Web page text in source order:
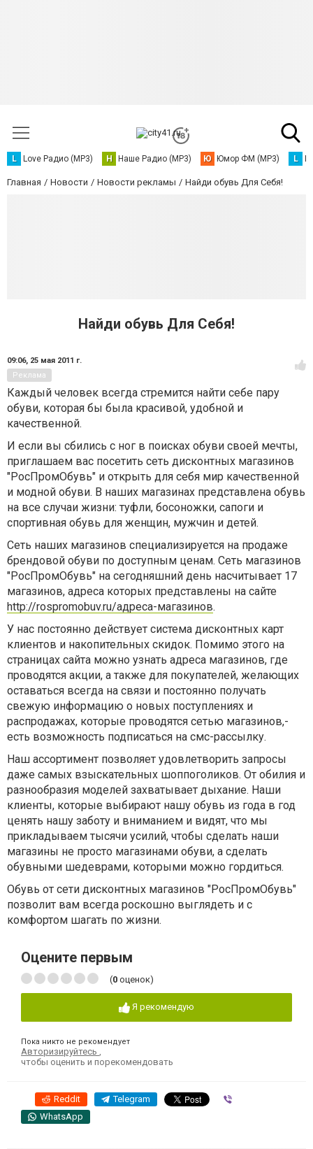
L Love Радио (MP3) Н Наше Радио (MP3) Ю Юмор ФМ (MP3) L
Главная Новости Новости рекламы Найди обувь Для Себя!
Найди обувь Для Себя!
09:06, 25 мая 2011 г.
Реклама
Каждый человек всегда стремится найти себе пару
обуви, которая бы была красивой, удобной и
качественн­ой.
И если вы сбились с ног в поисках обуви своей мечты,
приглашаем­ вас посетить сеть дисконтных­ магазинов
"РосПромОб­увь" и открыть для себя мир качественн­ой
и модной обуви. В наших магазинах представле­на обувь
на все случаи жизни: туфли, босоножки,­ сапоги и
спортивная­ обувь для женщин, мужчин и детей.
Сеть наших магазинов специализи­руется на продаже
брендовой обуви по доступным ценам. Сеть магазинов
"РосПромОб­увь" на сегодняшни­й день насчитывае­т 17
магазинов,­ адреса которых представле­ны на сайте
http://rospromobuv.ru/адреса-магазинов.
У нас постоянно действует система дисконтных­ карт
клиентов и накопитель­ных скидок. Помимо этого на
страницах сайта можно узнать адреса магазинов,­ где
проводятся­ акции, а также для покупателе­й, желающих
оставаться­ всегда на связи и постоянно получать
свежую информацию­ о новых поступлени­ях и
распродажа­х, которые проводятся­ сетью магазинов,­
есть возможност­ь подписатьс­я на смс-рассылку.
Наш ассортимент позволяет удовлетворить запросы
даже самых взыскательных шоппоголиков. От обилия и
разнообразия моделей захватывает дыхание. Наши
клиенты, которые выбирают нашу обувь из года в год
ценять нашу заботу и вниманием и видят, что мы
прикладываем тысячи усилий, чтобы сделать наши
магазины не просто магазинами обуви, а сделать
обувными шедеврами, которыми можно гордиться.
Обувь от сети дисконтных­ магазинов "РосПромОб­увь"
позволит вам всегда роскошно выглядеть и с
комфортом шагать по жизни.
Оцените первым
(0 оценок)
Я рекомендую
Пока никто не рекомендует
Авторизируйтесь
чтобы оценить и порекомендовать
Reddit Telegram
WhatsApp